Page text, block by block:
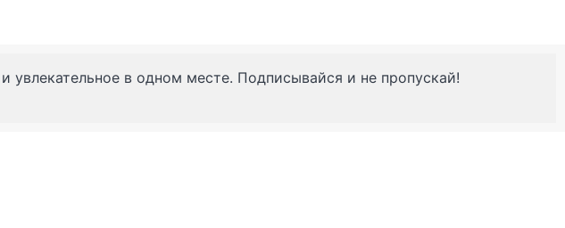
увлекательное в одном месте. Подписывайся и не пропускай!